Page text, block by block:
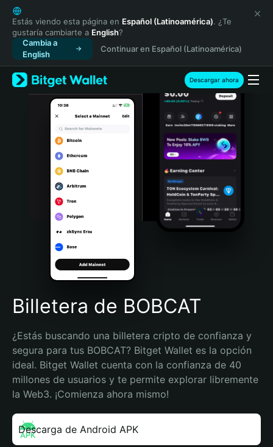
English
日本語
Tiếng Việt
Русский
Español (Latinoamérica)
Türkçe
Italiano
Português (Portugal)
Bahasa Indonesia
Português (Brasil)
Español (Argentina)
Estás viendo esta página en Español (Latinoamérica). ¿Te
gustaría cambiarte a English?
Cambia a
English
Continuar en Español (Latinoamérica)
Descargar ahora
Billetera de BOBCAT
¿Estás buscando una billetera cripto de confianza y
segura para tus BOBCAT? Bitget Wallet es la opción
ideal. Bitget Wallet cuenta con la confianza de 40
millones de usuarios y te permite explorar libremente
la Web3. ¡Comienza ahora mismo!
Descarga de Android APK